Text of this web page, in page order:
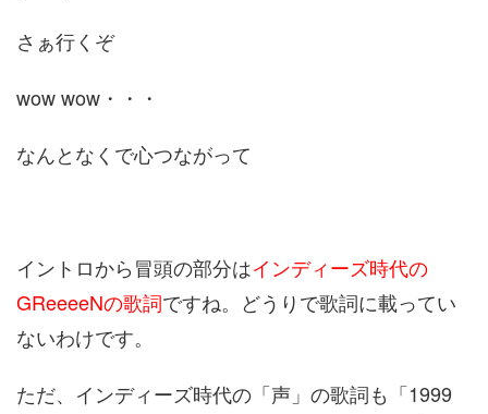
さぁ行くぞ
wow wow・・・
なんとなくで心つながって
イントロから冒頭の部分はインディーズ時代の
GReeeeNの歌詞ですね。どうりで歌詞に載ってい
ないわけです。
ただ、インディーズ時代の「声」の歌詞も「1999